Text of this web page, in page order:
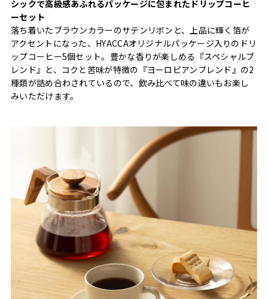
シックで高級感あふれるパッケージに包まれたドリップコーヒ
ーセット
落ち着いたブラウンカラーのサテンリボンと、上品に輝く箔が
アクセントになった、HYACCAオリジナルパッケージ入りのドリ
ップコーヒー5個セット。豊かな香りが楽しめる『スペシャルブ
レンド』と、コクと苦味が特徴の『ヨーロピアンブレンド』の2
種類が詰め合わされているので、飲み比べて味の違いもお楽し
みいただけます。